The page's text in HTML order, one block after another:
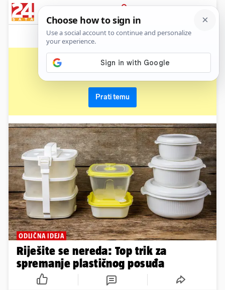
PRIJAVA
News
pospremanje
Prati temu
ODLIČNA IDEJA
Riješite se nereda: Top trik za
spremanje plastičnog posuđa